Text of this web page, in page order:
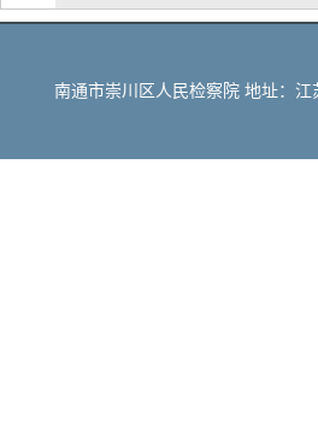
南通市崇川区人民检察院 地址：